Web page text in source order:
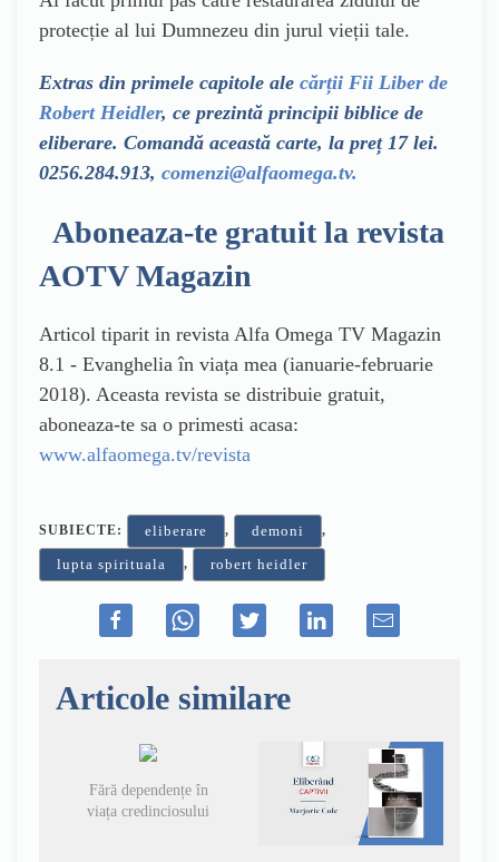
protecție al lui Dumnezeu din jurul vieții tale.
Extras din primele capitole ale cărții Fii Liber de
Robert Heidler, ce prezintă principii biblice de
eliberare. Comandă această carte, la preț 17 lei.
0256.284.913, comenzi@alfaomega.tv.
Aboneaza-te gratuit la revista
AOTV Magazin
Articol tiparit in revista Alfa Omega TV Magazin
8.1 - Evanghelia în viața mea (ianuarie-februarie
2018). Aceasta revista se distribuie gratuit,
aboneaza-te sa o primesti acasa:
www.alfaomega.tv/revista
SUBIECTE: eliberare , demoni ,
lupta spirituala , robert heidler
Articole similare
Fără dependențe în
viața credinciosului